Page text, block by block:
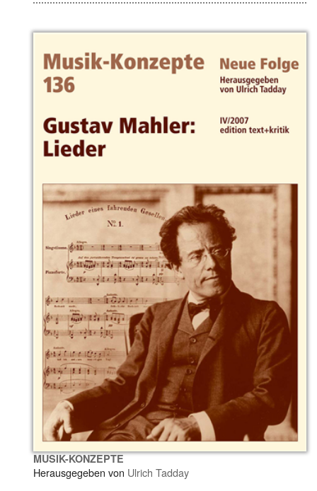
MUSIK-KONZEPTE
Herausgegeben von Ulrich Tadday